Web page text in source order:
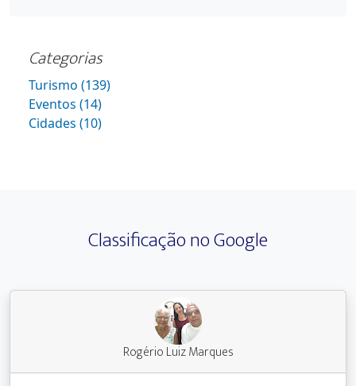
Categorias
Turismo (139)
Eventos (14)
Cidades (10)
Classificação no Google
Rogério Luiz Marques